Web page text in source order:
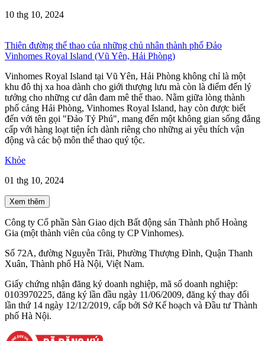
10 thg 10, 2024
Thiên đường thể thao của những chủ nhân thành phố Đảo
Vinhomes Royal Island (Vũ Yên, Hải Phòng)
Vinhomes Royal Island tại Vũ Yên, Hải Phòng không chỉ là một
khu đô thị xa hoa dành cho giới thượng lưu mà còn là điểm đến lý
tưởng cho những cư dân đam mê thể thao. Nằm giữa lòng thành
phố cảng Hải Phòng, Vinhomes Royal Island, hay còn được biết
đến với tên gọi "Đảo Tỷ Phú", mang đến một không gian sống đẳng
cấp với hàng loạt tiện ích dành riêng cho những ai yêu thích vận
động và các bộ môn thể thao quý tộc.
Khỏe
01 thg 10, 2024
Xem thêm
Công ty Cổ phần Sàn Giao dịch Bất động sản Thành phố Hoàng
Gia (một thành viên của công ty CP Vinhomes).
Số 72A, đường Nguyễn Trãi, Phường Thượng Đình, Quận Thanh
Xuân, Thành phố Hà Nội, Việt Nam.
Giấy chứng nhận đăng ký doanh nghiệp, mã số doanh nghiệp:
0103970225, đăng ký lần đầu ngày 11/06/2009, đăng ký thay đổi
lần thứ 14 ngày 12/12/2019, cấp bởi Sở Kế hoạch và Đầu tư Thành
phố Hà Nội.